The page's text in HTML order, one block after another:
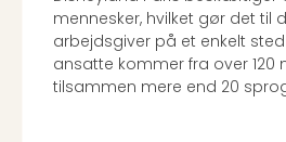
mennesker, hvilket gør det til
arbejdsgiver på et enkelt sted
ansatte kommer fra over 120
tilsammen mere end 20